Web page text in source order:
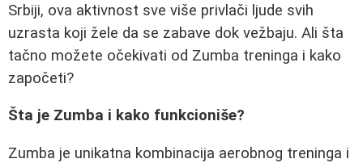
Srbiji, ova aktivnost sve više privlači ljude svih
uzrasta koji žele da se zabave dok vežbaju. Ali šta
tačno možete očekivati od Zumba treninga i kako
započeti?
Šta je Zumba i kako funkcioniše?
Zumba je unikatna kombinacija aerobnog treninga i